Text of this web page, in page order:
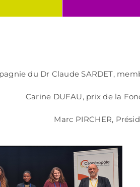
du Dr Claude SARDET,
Carine DUFAU, prix de la
Marc PIRCHER,